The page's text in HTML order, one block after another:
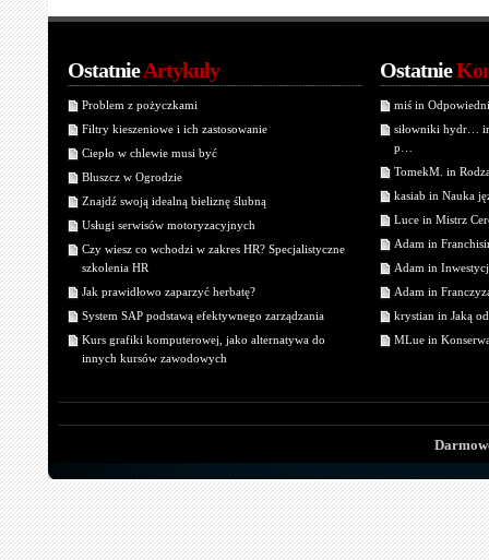
OstatnieArtykuły
Problem z pożyczkami
Filtry kieszeniowe i ich zastosowanie
Ciepło w chlewie musi być
Bluszcz w Ogrodzie
Znajdź swoją idealną bieliznę ślubną
Usługi serwisów motoryzacyjnych
Czy wiesz co wchodzi w zakres HR? Specjalistyczne
szkolenia HR
Jak prawidłowo zaparzyć herbatę?
System SAP podstawą efektywnego zarządzania
Kurs grafiki komputerowej, jako alternatywa do
innych kursów zawodowych
Ostatnie
miś in
siłowniki hydr…
p…
TomekM. in
kasiab in Nauka
Luce in Mistrz
Adam in
Adam in
Adam in
krystian in Jaką
MLue in